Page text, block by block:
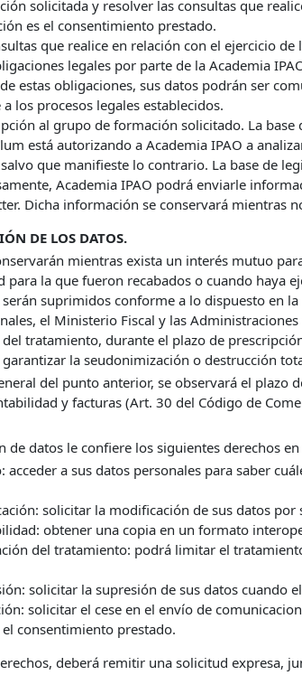
solicitada y resolver las consultas que
es el consentimiento prestado.
que realice en relación con el ejercicio
legales por parte de la Academia
estas obligaciones, sus datos podrán ser
los procesos legales establecidos.
al grupo de formación solicitado. La
está autorizando a Academia IPAO a
que manifieste lo contrario. La base de
Academia IPAO podrá enviarle
Dicha información se conservará mientras
DE LOS DATOS.
mientras exista un interés mutuo
para la que fueron recabados o cuando
suprimidos conforme a lo dispuesto en
el Ministerio Fiscal y las
tratamiento, durante el plazo de
la seudonimización o destrucción
del punto anterior, se observará el plazo
y facturas (Art. 30 del Código de
de datos le confiere los siguientes derechos
acceder a sus datos personales para saber
solicitar la modificación de sus datos por
obtener una copia en un formato
del tratamiento: podrá limitar el
solicitar la supresión de sus datos cuando
solicitar el cese en el envío de
consentimiento prestado.
deberá remitir una solicitud expresa,